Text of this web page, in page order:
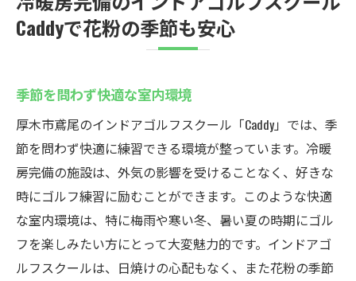
Caddyで花粉の季節も安心
季節を問わず快適な室内環境
厚木市鳶尾のインドアゴルフスクール「Caddy」では、季
節を問わず快適に練習できる環境が整っています。冷暖
房完備の施設は、外気の影響を受けることなく、好きな
時にゴルフ練習に励むことができます。このような快適
な室内環境は、特に梅雨や寒い冬、暑い夏の時期にゴル
フを楽しみたい方にとって大変魅力的です。インドアゴ
ルフスクールは、日焼けの心配もなく、また花粉の季節